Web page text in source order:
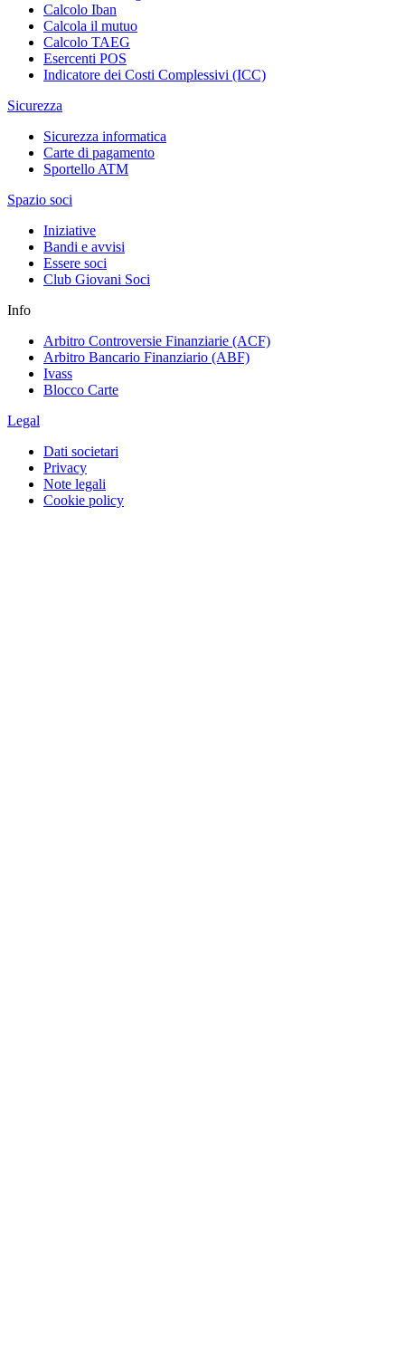
Calcolo Iban
Calcola il mutuo
Calcolo TAEG
Esercenti POS
Indicatore dei Costi Complessivi (ICC)
Sicurezza
Sicurezza informatica
Carte di pagamento
Sportello ATM
Spazio soci
Iniziative
Bandi e avvisi
Essere soci
Club Giovani Soci
Info
Arbitro Controversie Finanziarie (ACF)
Arbitro Bancario Finanziario (ABF)
Ivass
Blocco Carte
Legal
Dati societari
Privacy
Note legali
Cookie policy